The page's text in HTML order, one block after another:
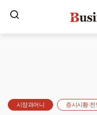
시장과머니 증시시황·전